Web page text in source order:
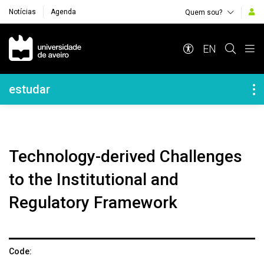
Notícias Agenda Quem sou?
Navegação Principal
EN
Navegação Lateral
estudar
Technology-derived Challenges
to the Institutional and
Regulatory Framework
Code: